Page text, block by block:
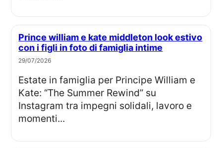
Prince william e kate middleton look estivo
con i figli in foto di famiglia intime
29/07/2026
Estate in famiglia per Principe William e
Kate: “The Summer Rewind” su
Instagram tra impegni solidali, lavoro e
momenti...